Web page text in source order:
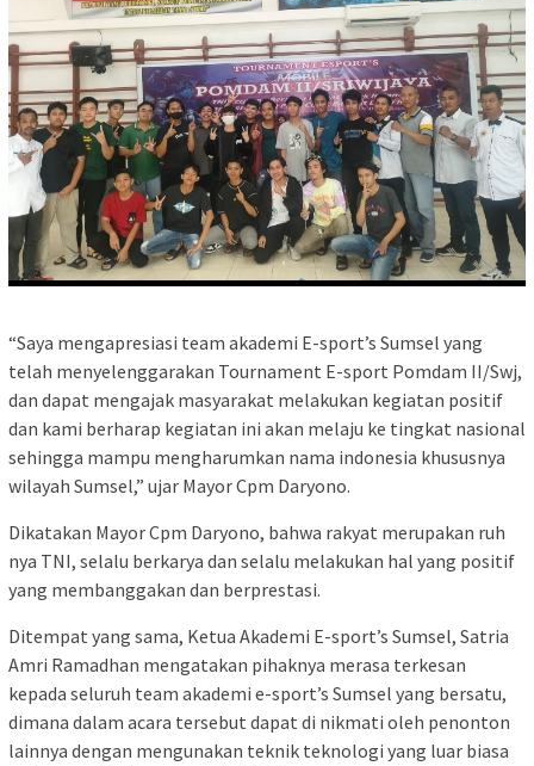
“Saya mengapresiasi team akademi E-sport’s Sumsel yang
telah menyelenggarakan Tournament E-sport Pomdam II/Swj,
dan dapat mengajak masyarakat melakukan kegiatan positif
dan kami berharap kegiatan ini akan melaju ke tingkat nasional
sehingga mampu mengharumkan nama indonesia khususnya
wilayah Sumsel,” ujar Mayor Cpm Daryono.
Dikatakan Mayor Cpm Daryono, bahwa rakyat merupakan ruh
nya TNI, selalu berkarya dan selalu melakukan hal yang positif
yang membanggakan dan berprestasi.
Ditempat yang sama, Ketua Akademi E-sport’s Sumsel, Satria
Amri Ramadhan mengatakan pihaknya merasa terkesan
kepada seluruh team akademi e-sport’s Sumsel yang bersatu,
dimana dalam acara tersebut dapat di nikmati oleh penonton
lainnya dengan mengunakan teknik teknologi yang luar biasa